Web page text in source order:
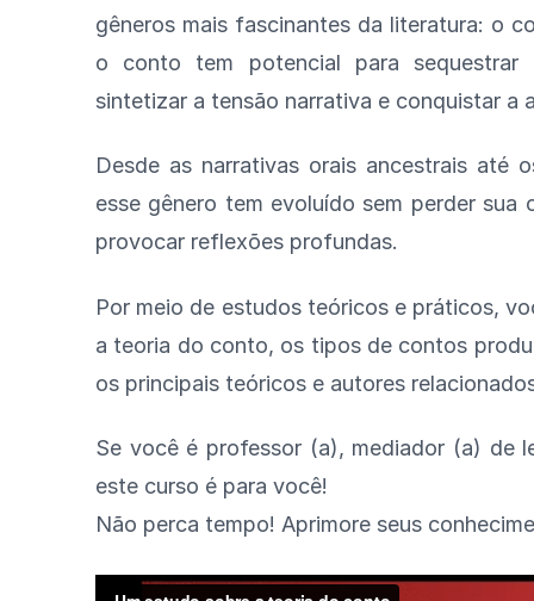
gêneros mais fascinantes da literatura: o
o conto tem potencial para
sintetizar a tensão narrativa e conquistar a
Desde as narrativas orais ancestrais até
esse gênero tem evoluído sem perder sua
provocar reflexões profundas.
Por meio de estudos teóricos e práticos,
a teoria do conto, os tipos de contos
os principais teóricos e autores
Se você é professor (a), mediador (a) de
este curso é para você!
Não perca tempo! Aprimore seus